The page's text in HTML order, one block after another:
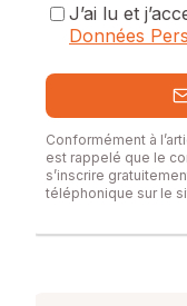
J’ai lu et
Données
Conformément à
est rappelé que le
s’inscrire
téléphonique sur le